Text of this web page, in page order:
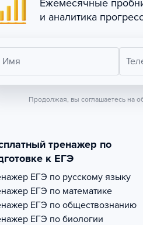
Ежемесячные
и аналитика
Имя
Продолжая, вы соглашаетесь на
тренажер по
к ЕГЭ
ЕГЭ по русскому языку
ЕГЭ по математике
ЕГЭ по обществознанию
ЕГЭ по биологии